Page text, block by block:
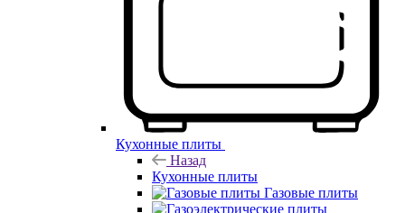
Кухонные плиты
Назад
Кухонные плиты
Газовые плиты